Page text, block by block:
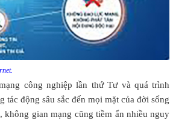
công nghiệp lần thứ Tư và quá trình
động sâu sắc đến mọi mặt của đời sống
gian mạng cũng tiềm ẩn nhiều nguy